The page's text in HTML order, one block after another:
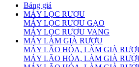
Bảng giá
MÁY LỌC RƯỢU
MÁY LỌC RƯỢU GẠO
MÁY LỌC RƯỢU VANG
MÁY LÀM GIÀ RƯỢU
MÁY LÃO HÓA, LÀM GIÀ
MÁY LÃO HÓA, LÀM GIÀ